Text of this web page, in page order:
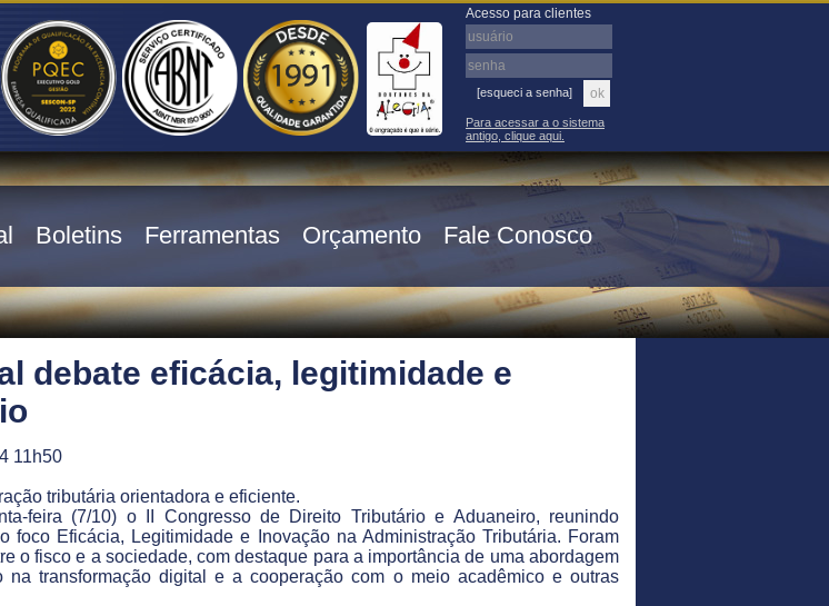
Acesso para clientes
[esqueci a senha]
Para acessar a o sistema
antigo, clique aqui.
Boletins Ferramentas Orçamento Fale Conosco
debate eficácia, legitimidade e
11h50
tributária orientadora e eficiente.
feira (7/10) o II Congresso de Direito Tributário e Aduaneiro, reunindo
Eficácia, Legitimidade e Inovação na Administração Tributária. Foram
o fisco e a sociedade, com destaque para a importância de uma abordagem
transformação digital e a cooperação com o meio acadêmico e outras